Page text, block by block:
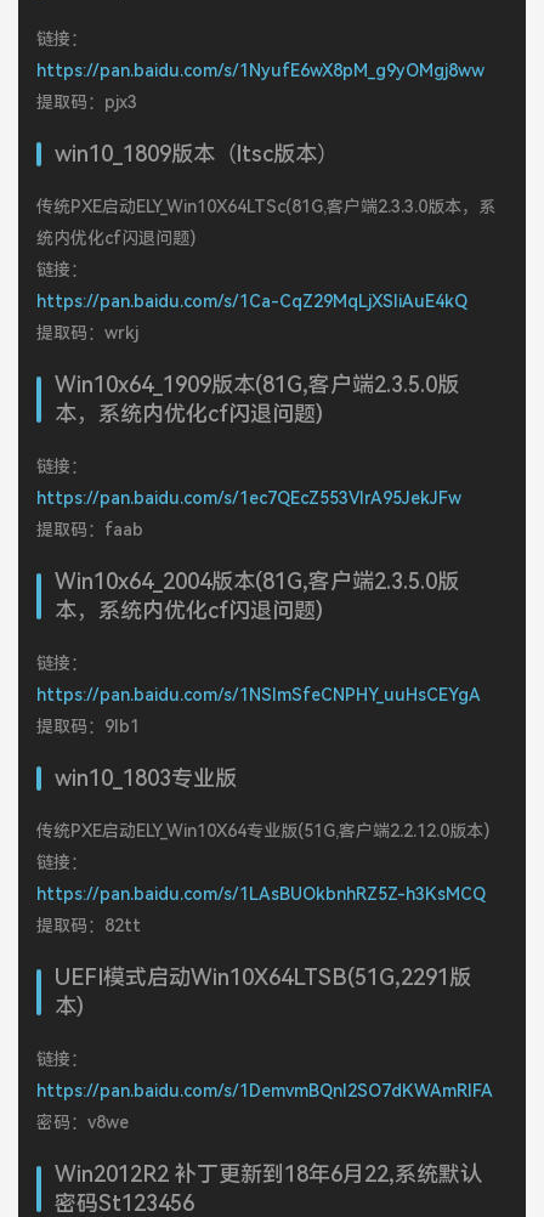
链接：
https://pan.baidu.com/s/1NyufE6wX8pM_g9yOMgj8ww
提取码：pjx3
win10_1809版本（ltsc版本）
传统PXE启动ELY_Win10X64LTSc(81G,客户端2.3.3.0版本，系
统内优化cf闪退问题)
链接：
https://pan.baidu.com/s/1Ca-CqZ29MqLjXSliAuE4kQ
提取码：wrkj
Win10x64_1909版本(81G,客户端2.3.5.0版
本，系统内优化cf闪退问题)
链接：
https://pan.baidu.com/s/1ec7QEcZ553VlrA95JekJFw
提取码：faab
Win10x64_2004版本(81G,客户端2.3.5.0版
本，系统内优化cf闪退问题)
链接：
https://pan.baidu.com/s/1NSlmSfeCNPHY_uuHsCEYgA
提取码：9lb1
win10_1803专业版
传统PXE启动ELY_Win10X64专业版(51G,客户端2.2.12.0版本)
链接：
https://pan.baidu.com/s/1LAsBUOkbnhRZ5Z-h3KsMCQ
提取码：82tt
UEFI模式启动Win10X64LTSB(51G,2291版
本)
链接：
https://pan.baidu.com/s/1DemvmBQnI2SO7dKWAmRIFA
密码：v8we
Win2012R2 补丁更新到18年6月22,系统默认
密码St123456